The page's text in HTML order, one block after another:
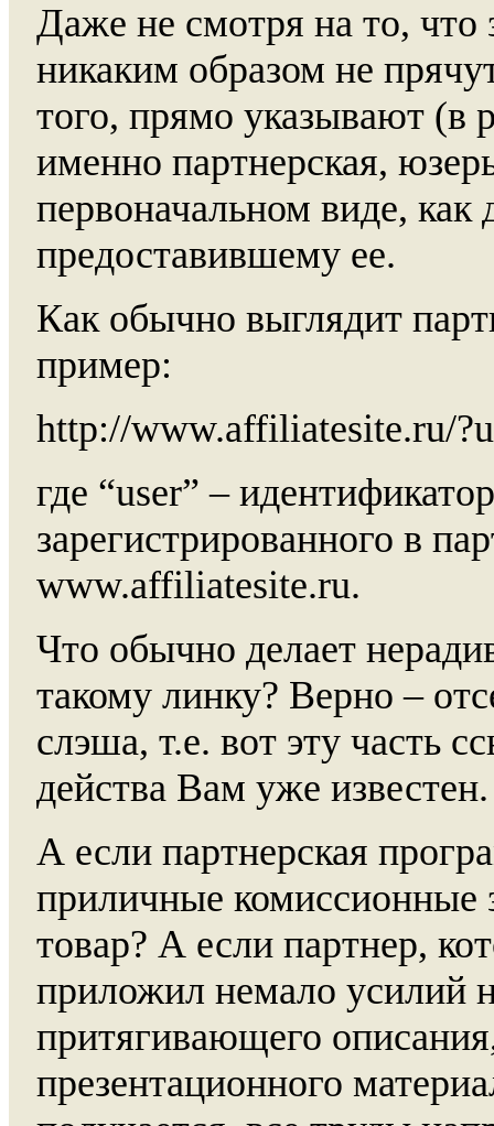
Даже не смотря на то, что
никаким образом не
того, прямо указывают (в
именно партнерская,
первоначальном виде, как
предоставившему ее.
Как обычно выглядит
пример:
http://www.affiliatesite.ru/
где “user” –
зарегистрированного в
www.affiliatesite.ru.
Что обычно делает
такому линку? Верно –
слэша, т.е. вот эту часть
действа Вам уже известен.
А если партнерская
приличные комиссионные
товар? А если партнер,
приложил немало усилий
притягивающего
презентационного